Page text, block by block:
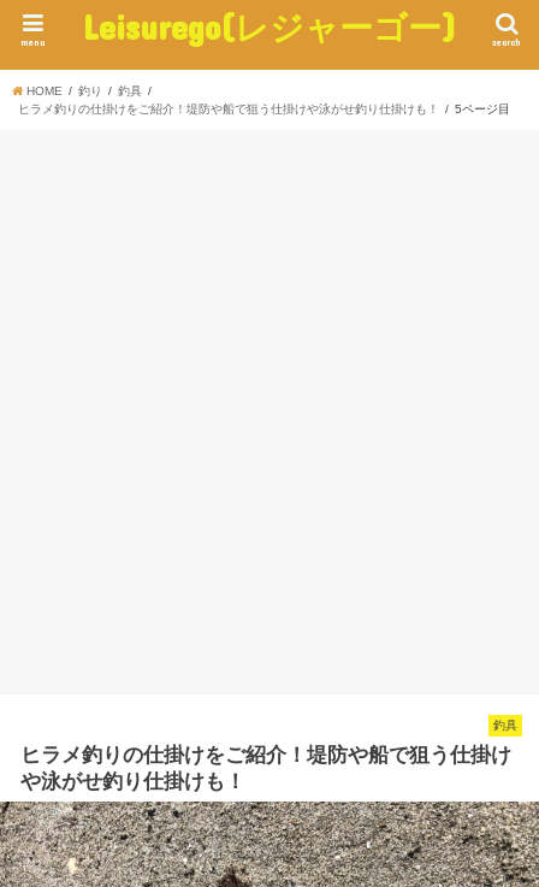
Leisurego(レジャーゴー) search
menu
HOME 釣り
釣具
ヒラメ釣りの仕掛けをご紹介！堤防や船で狙う仕掛けや泳がせ釣り仕掛けも！
5ページ目
釣具
ヒラメ釣りの仕掛けをご紹介！堤防や船で狙う仕掛け
や泳がせ釣り仕掛けも！